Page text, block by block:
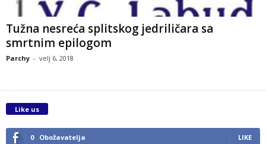
Tužna nesreća splitskog jedriličara sa
smrtnim epilogom
Parchy - velj 6, 2018
Like us
0 Obožavatelja LIKE